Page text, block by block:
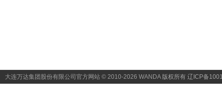
大连万达集团股份有限公司官方网站 © 2010-2026 WANDA 版权所有 辽ICP备